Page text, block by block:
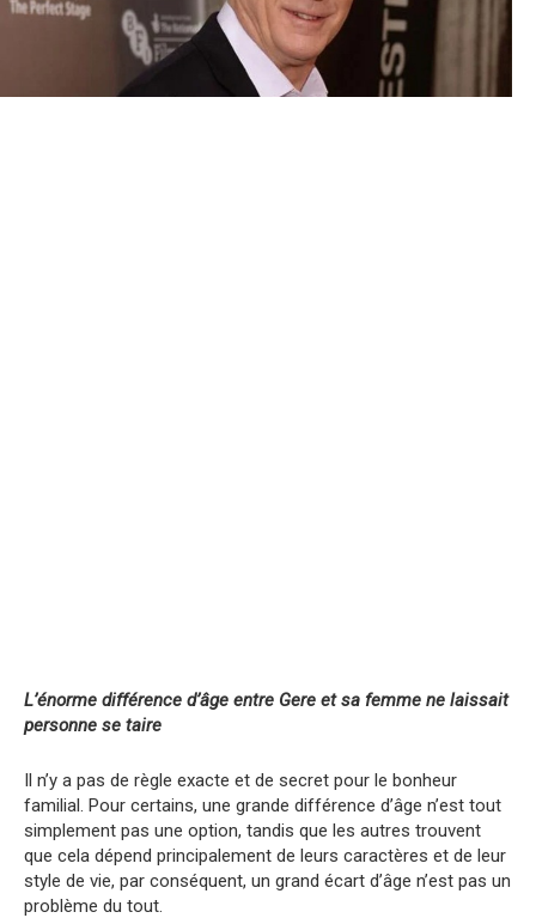
L’énorme différence d’âge entre Gere et sa femme ne laissait
personne se taire
Il n’y a pas de règle exacte et de secret pour le bonheur
familial. Pour certains, une grande différence d’âge n’est tout
simplement pas une option, tandis que les autres trouvent
que cela dépend principalement de leurs caractères et de leur
style de vie, par conséquent, un grand écart d’âge n’est pas un
problème du tout.